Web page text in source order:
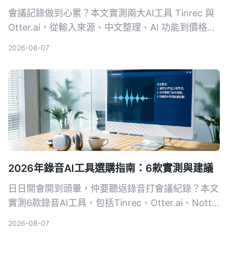
會議記錄做到心累？本文實測兩大AI工具 Tinrec 與
Otter.ai，從輸入來源、中文整理、AI 功能到價格方
2026-08-07
2026年錄音AI工具選購指南：6款實測與建議
日日開會開到頭暈，仲要聽返錄音打會議紀錄？本文
實測6款錄音AI工具，包括Tinrec、Otter.ai、Notta
2026-08-07